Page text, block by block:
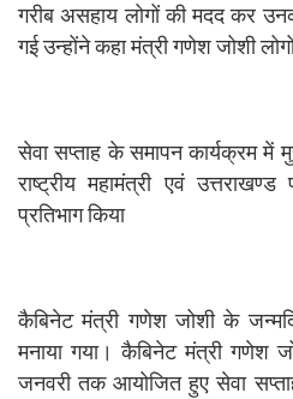
गरीब असहाय लोगों की मदद कर
गई उन्होंने कहा मंत्री गणेश जोशी
सेवा सप्ताह के समापन कार्यक्रम
राष्ट्रीय महामंत्री एवं
प्रतिभाग किया
कैबिनेट मंत्री गणेश जोशी के
मनाया गया। कैबिनेट मंत्री गणेश
जनवरी तक आयोजित हुए सेवा